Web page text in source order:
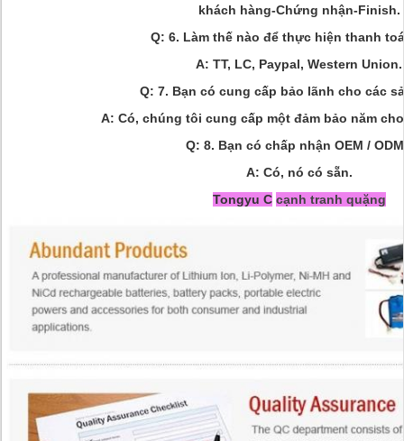
khách hàng-Chứng nhận-Finish.
Q: 6. Làm thế nào để thực hiện thanh
A: TT, LC, Paypal, Western Union.
Q: 7. Bạn có cung cấp bảo lãnh cho các
A: Có, chúng tôi cung cấp một đảm bảo năm
Q: 8. Bạn có chấp nhận OEM /
A: Có, nó có sẵn.
Tongyu C cạnh tranh quặng